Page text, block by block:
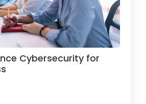
Cybersecurity for